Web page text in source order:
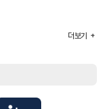
3층 / 지하 1층
더보기